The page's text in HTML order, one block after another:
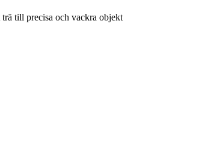
till precisa och vackra objekt